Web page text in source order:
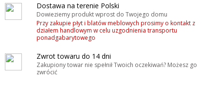
Dostawa na terenie Polski
Dowieziemy produkt wprost do Twojego domu
Przy zakupie płyt i blatów meblowych prosimy o kontakt z
działem handlowym w celu uzgodnienia transportu
ponadgabarytowego
Zwrot towaru do 14 dni
Zakupiony towar nie spełnił Twoich oczekiwań? Możesz go
zwrócić